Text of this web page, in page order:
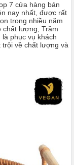
7 cửa hàng bán
nay nhất, được rất
trong nhiều năm
chất lượng, Trầm
phục vụ khách
về chất lượng và